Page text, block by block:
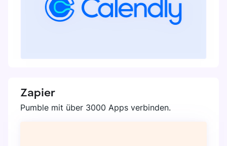
Zapier
Pumble mit über 3000 Apps verbinden.